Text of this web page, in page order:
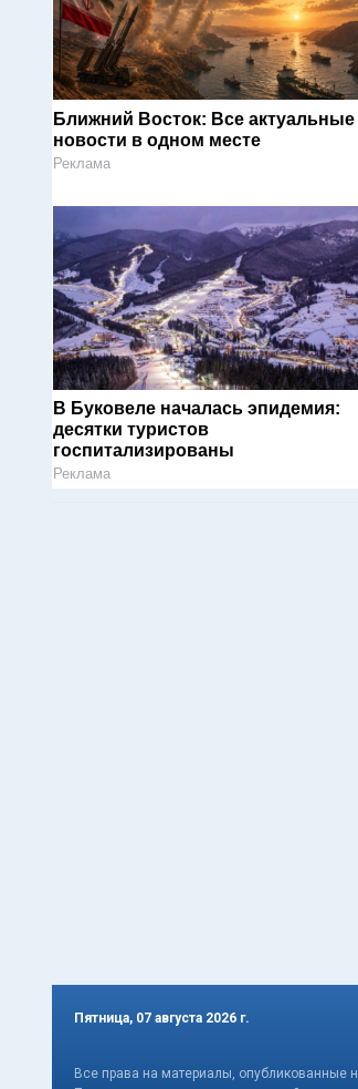
Ближний Восток: Все актуальные
новости в одном месте
Реклама
В Буковеле началась эпидемия:
десятки туристов
госпитализированы
Реклама
Пятница, 07 августа 2026 г.
Все права на материалы, опубликованные